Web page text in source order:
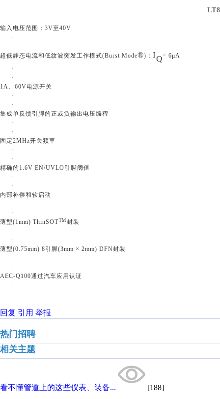
·
输入电压范围： 3V至40V
·
·
超低静态电流和低纹波突发工作模式(Burst Mode®)： IQ= 6μA
·
·
1A、60V电源开关
·
·
集成单反馈引脚的正或负输出电压编程
·
·
固定2MHz开关频率
·
·
精确的 1.6V EN/UVLO引脚阈值
·
·
内部补偿和软启动
·
·
薄型(1mm) ThinSOT™封装
·
·
薄型(0.75mm) 8引脚(3mm × 2mm) DFN封装
·
·
AEC-Q100通过汽车应用认证
·
回复 引用 举报
热门招聘
相关主题
看不懂管道上的这些仪表、装备... [188]